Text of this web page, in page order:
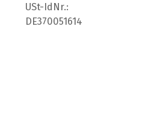
USt-IdNr.:
DE370051614